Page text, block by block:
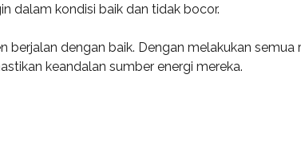
dalam kondisi baik dan tidak bocor.
dengan baik. Dengan melakukan semua
keandalan sumber energi mereka.